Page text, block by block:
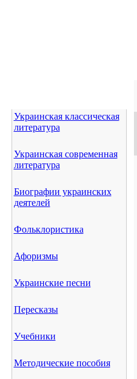
Украинская классическая
литература
Украинская современная
литература
Биографии украинских
деятелей
Фольклористика
Афоризмы
Украинские песни
Пересказы
Учебники
Методические пособия